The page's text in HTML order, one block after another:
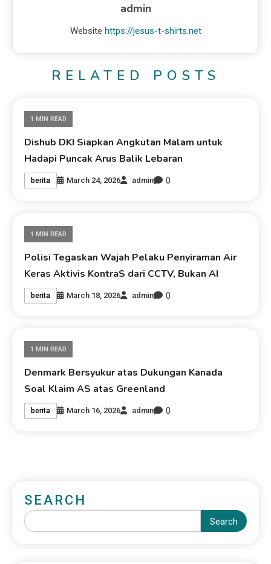
admin
Website https://jesus-t-shirts.net
RELATED POSTS
1 MIN READ
Dishub DKI Siapkan Angkutan Malam untuk
Hadapi Puncak Arus Balik Lebaran
berita March 24, 2026 admin 0
1 MIN READ
Polisi Tegaskan Wajah Pelaku Penyiraman Air
Keras Aktivis KontraS dari CCTV, Bukan AI
berita March 18, 2026 admin 0
1 MIN READ
Denmark Bersyukur atas Dukungan Kanada
Soal Klaim AS atas Greenland
berita March 16, 2026 admin 0
SEARCH
Search